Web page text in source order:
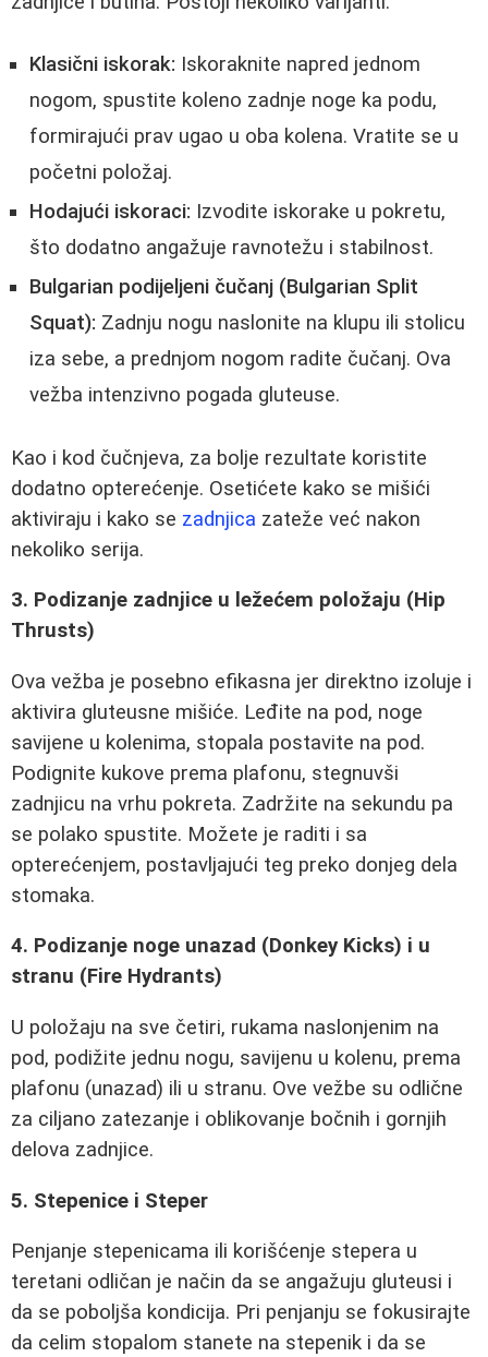
Klasični iskorak: Iskoraknite napred jednom
nogom, spustite koleno zadnje noge ka podu,
formirajući prav ugao u oba kolena. Vratite se u
početni položaj.
Hodajući iskoraci: Izvodite iskorake u pokretu,
što dodatno angažuje ravnotežu i stabilnost.
Bulgarian podijeljeni čučanj (Bulgarian Split
Squat): Zadnju nogu naslonite na klupu ili stolicu
iza sebe, a prednjom nogom radite čučanj. Ova
vežba intenzivno pogada gluteuse.
Kao i kod čučnjeva, za bolje rezultate koristite
dodatno opterećenje. Osetićete kako se mišići
aktiviraju i kako se zadnjica zateže već nakon
nekoliko serija.
3. Podizanje zadnjice u ležećem položaju (Hip
Thrusts)
Ova vežba je posebno efikasna jer direktno izoluje i
aktivira gluteusne mišiće. Leđite na pod, noge
savijene u kolenima, stopala postavite na pod.
Podignite kukove prema plafonu, stegnuvši
zadnjicu na vrhu pokreta. Zadržite na sekundu pa
se polako spustite. Možete je raditi i sa
opterećenjem, postavljajući teg preko donjeg dela
stomaka.
4. Podizanje noge unazad (Donkey Kicks) i u
stranu (Fire Hydrants)
U položaju na sve četiri, rukama naslonjenim na
pod, podižite jednu nogu, savijenu u kolenu, prema
plafonu (unazad) ili u stranu. Ove vežbe su odlične
za ciljano zatezanje i oblikovanje bočnih i gornjih
delova zadnjice.
5. Stepenice i Steper
Penjanje stepenicama ili korišćenje stepera u
teretani odličan je način da se angažuju gluteusi i
da se poboljša kondicija. Pri penjanju se fokusirajte
da celim stopalom stanete na stepenik i da se